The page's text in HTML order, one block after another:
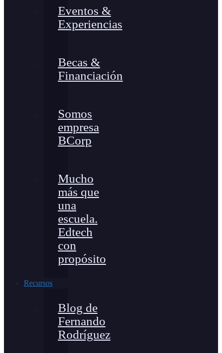
Eventos &
Experiencias
Becas &
Financiación
Somos
empresa
BCorp
Mucho
más que
una
escuela.
Edtech
con
propósito
Recursos
Blog de
Fernando
Rodríguez